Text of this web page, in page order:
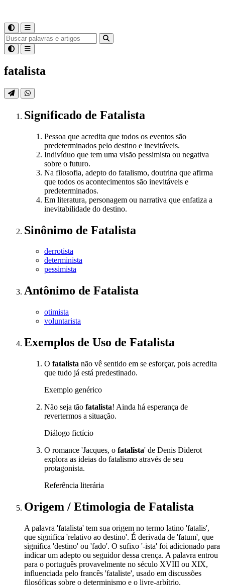
fatalista
Significado de Fatalista
Pessoa que acredita que todos os eventos são
predeterminados pelo destino e inevitáveis.
Indivíduo que tem uma visão pessimista ou negativa
sobre o futuro.
Na filosofia, adepto do fatalismo, doutrina que afirma
que todos os acontecimentos são inevitáveis e
predeterminados.
Em literatura, personagem ou narrativa que enfatiza a
inevitabilidade do destino.
Sinônimo de Fatalista
derrotista
determinista
pessimista
Antônimo de Fatalista
otimista
voluntarista
Exemplos de Uso de Fatalista
O fatalista não vê sentido em se esforçar, pois acredita
que tudo já está predestinado.
Exemplo genérico
Não seja tão fatalista! Ainda há esperança de
revertermos a situação.
Diálogo fictício
O romance 'Jacques, o fatalista' de Denis Diderot
explora as ideias do fatalismo através de seu
protagonista.
Referência literária
Origem / Etimologia de Fatalista
A palavra 'fatalista' tem sua origem no termo latino 'fatalis',
que significa 'relativo ao destino'. É derivada de 'fatum', que
significa 'destino' ou 'fado'. O sufixo '-ista' foi adicionado para
indicar um adepto ou seguidor dessa crença. A palavra entrou
para o português provavelmente no século XVIII ou XIX,
influenciada pelo francês 'fataliste', usado em discussões
filosóficas sobre o determinismo e o livre-arbítrio.